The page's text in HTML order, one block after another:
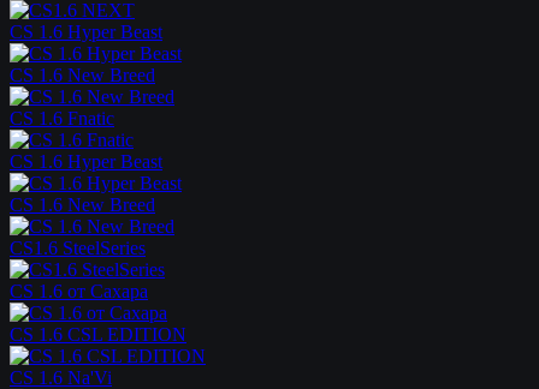
CS 1.6 Hyper Beast
CS 1.6 New Breed
CS 1.6 Fnatic
CS 1.6 Hyper Beast
CS 1.6 New Breed
CS1.6 SteelSeries
CS 1.6 от Сахара
CS 1.6 CSL EDITION
CS 1.6 Na'Vi